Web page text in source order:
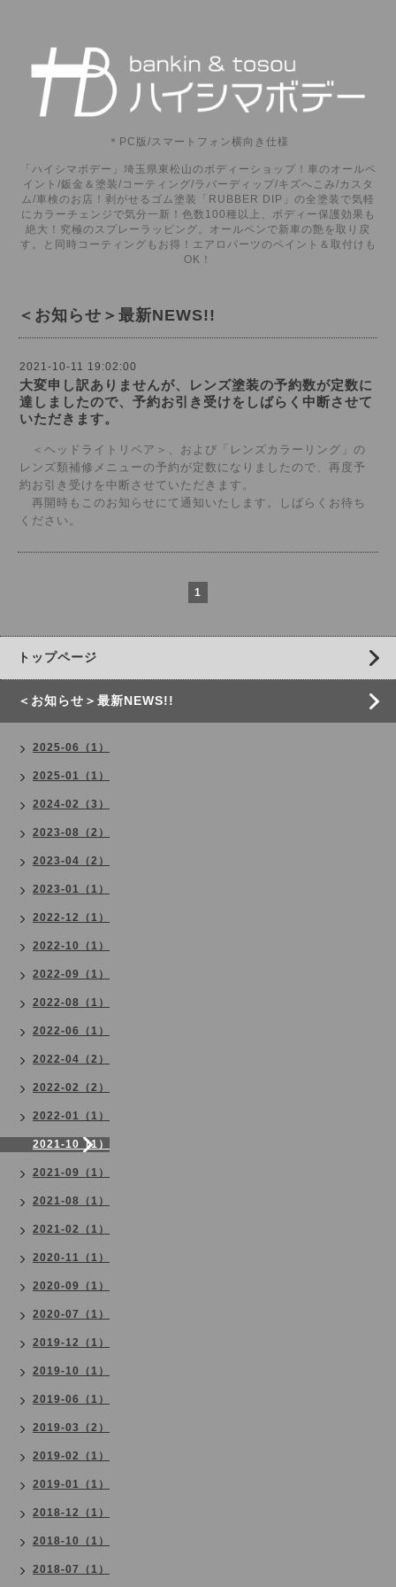
＊PC版/スマートフォン横向き仕様
「ハイシマボデー」埼玉県東松山のボディーショップ！車のオールペ
イント/鈑金＆塗装/コーティング/ラバーディップ/キズへこみ/カスタ
ム/車検のお店！剥がせるゴム塗装「RUBBER DIP」の全塗装で気軽
にカラーチェンジで気分一新！色数100種以上、ボディー保護効果も
絶大！究極のスプレーラッピング。オールペンで新車の艶を取り戻
す。と同時コーティングもお得！エアロパーツのペイント＆取付けも
OK！
＜お知らせ＞最新NEWS!!
2021-10-11 19:02:00
大変申し訳ありませんが、レンズ塗装の予約数が定数に
達しましたので、予約お引き受けをしばらく中断させて
いただきます。
＜ヘッドライトリペア＞、および「レンズカラーリング」の
レンズ類補修メニューの予約が定数になりましたので、再度予
約お引き受けを中断させていただきます。
再開時もこのお知らせにて通知いたします。しばらくお待ち
ください。
1
トップページ
＜お知らせ＞最新NEWS!!
2025-06（1）
2025-01（1）
2024-02（3）
2023-08（2）
2023-04（2）
2023-01（1）
2022-12（1）
2022-10（1）
2022-09（1）
2022-08（1）
2022-06（1）
2022-04（2）
2022-02（2）
2022-01（1）
2021-10（1）
2021-09（1）
2021-08（1）
2021-02（1）
2020-11（1）
2020-09（1）
2020-07（1）
2019-12（1）
2019-10（1）
2019-06（1）
2019-03（2）
2019-02（1）
2019-01（1）
2018-12（1）
2018-10（1）
2018-07（1）